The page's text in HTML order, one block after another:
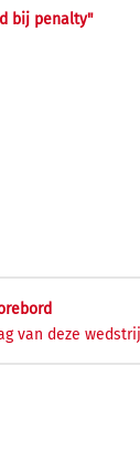
bij penalty"
van deze